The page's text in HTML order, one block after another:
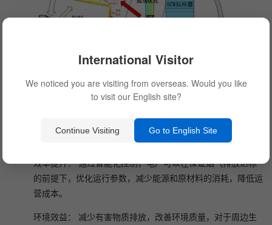
四、智慧除尘控制模型的应用与效益
效率提升： 通过智能化控制，电厂可以在保证烟气排放达标
的前提下，优化运行参数，减少能源和原材料的消耗，降低运
营成本。
环境效益： 减少有害物质排放，改善环境质量，对于周边生
International Visitor
We noticed you are visiting from overseas. Would you like
to visit our English site?
Continue Visiting Go to English Site